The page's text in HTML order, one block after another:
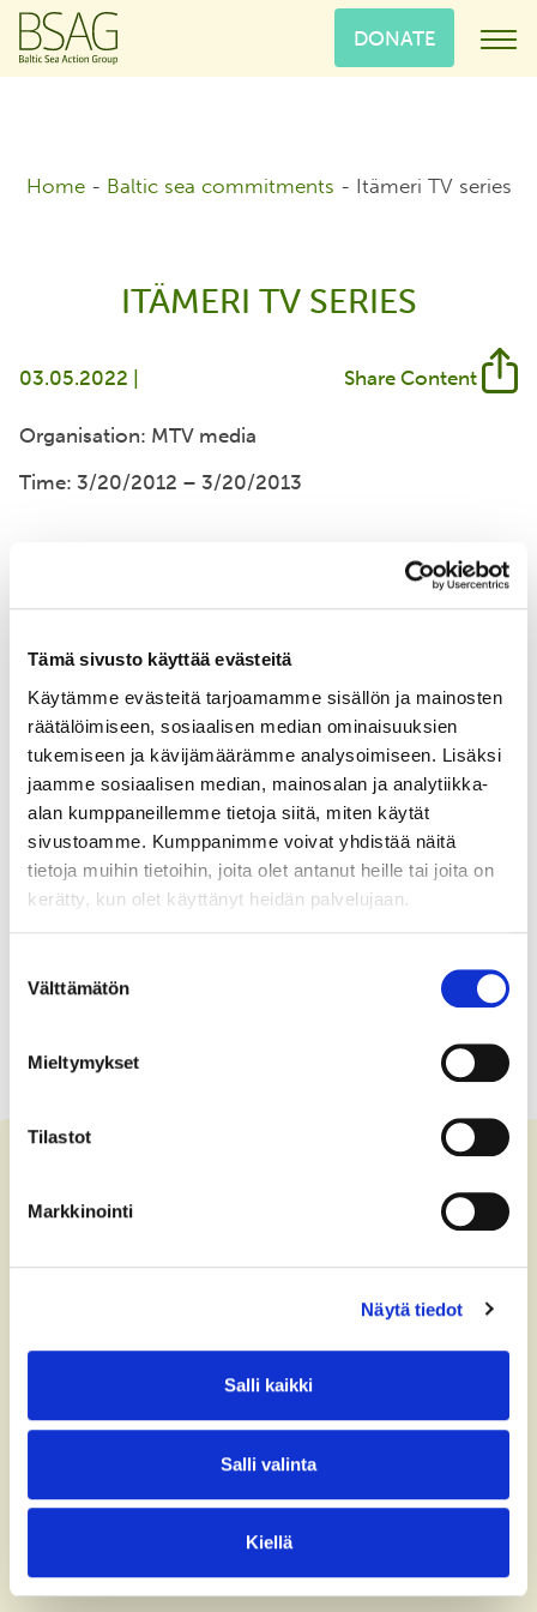
Tämä sivusto käyttää evästeitä
Käytämme evästeitä tarjoamamme sisällön ja mainosten
räätälöimiseen, sosiaalisen median ominaisuuksien
tukemiseen ja kävijämäärämme analysoimiseen. Lisäksi
jaamme sosiaalisen median, mainosalan ja analytiikka-
alan kumppaneillemme tietoja siitä, miten käytät
sivustoamme. Kumppanimme voivat yhdistää näitä
tietoja muihin tietoihin, joita olet antanut heille tai joita on
kerätty, kun olet käyttänyt heidän palvelujaan.
valinta
Välttämätön
Mieltymykset
Tilastot
Markkinointi
Näytä tiedot
Salli kaikki
Salli valinta
Kiellä
DONATE
Home- Baltic sea commitments - Itämeri TV series
ITÄMERI TV SERIES
03.05.2022 | Share Content
Organisation: MTV media
Time: 3/20/2012 – 3/20/2013
Baltic Sea and BSAG foundation by using its
Objective of commitment is to raise general
awarenss of Baltic Sea and things made to protect it
using mass media.
Keilaranta 5
Finland
Privacy Statement